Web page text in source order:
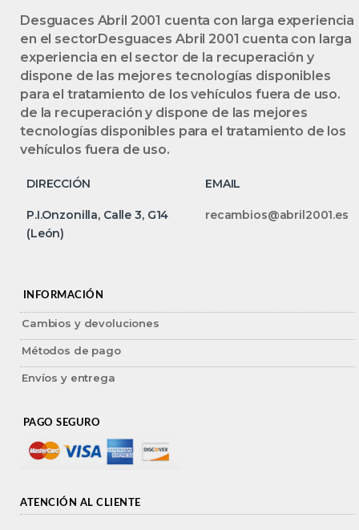
Desguaces Abril 2001 cuenta con larga experiencia
en el sectorDesguaces Abril 2001 cuenta con larga
experiencia en el sector de la recuperación y
dispone de las mejores tecnologías disponibles
para el tratamiento de los vehículos fuera de uso.
de la recuperación y dispone de las mejores
tecnologías disponibles para el tratamiento de los
vehículos fuera de uso.
DIRECCIÓN EMAIL
P.I.Onzonilla, Calle 3, G14
(León)
recambios@abril2001.es
INFORMACIÓN
Cambios y devoluciones
Métodos de pago
Envíos y entrega
PAGO SEGURO
ATENCIÓN AL CLIENTE